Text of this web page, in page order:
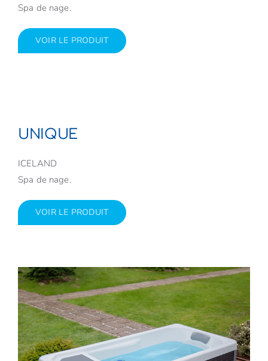
Spa de nage.
VOIR LE PRODUIT
UNIQUE
ICELAND
Spa de nage.
VOIR LE PRODUIT